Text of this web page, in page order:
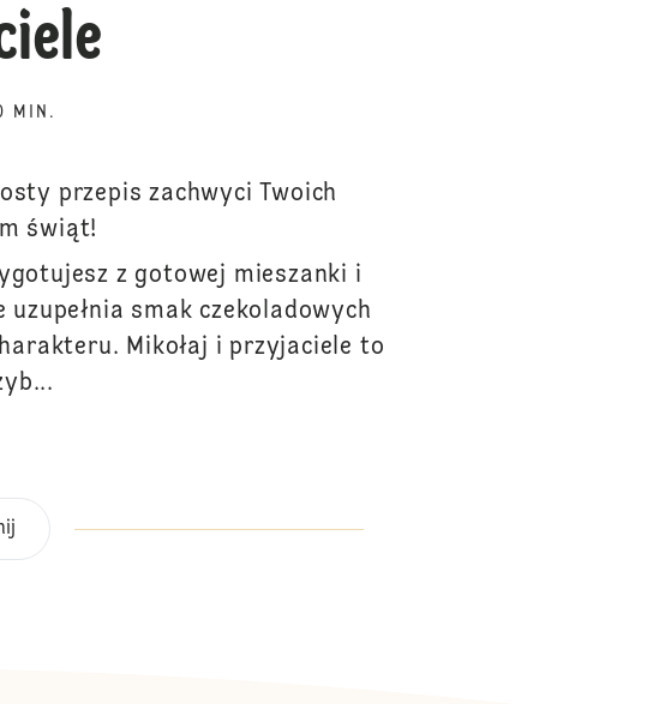
MIN.
przepis zachwyci Twoich
świąt!
z gotowej mieszanki i
smak czekoladowych
Mikołaj i przyjaciele to